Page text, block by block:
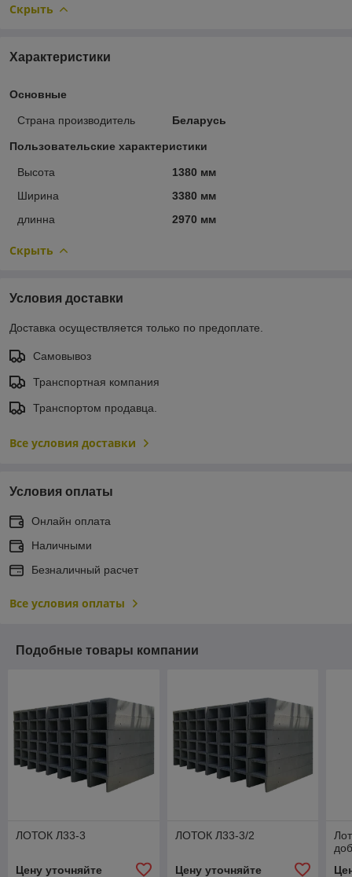
Скрыть
Характеристики
Основные
Страна производитель Беларусь
Пользовательские характеристики
Высота
1380 мм
Ширина
3380 мм
длинна
2970 мм
Скрыть
Условия доставки
Доставка осуществляется только по предоплате.
Самовывоз
Транспортная компания
Транспортом продавца.
Все условия доставки
Условия оплаты
Онлайн оплата
Наличными
Безналичный расчет
Все условия оплаты
Подобные товары компании
ЛОТОК Л33-3
Цену уточняйте
ЛОТОК Л33-3/2
Цену уточняйте